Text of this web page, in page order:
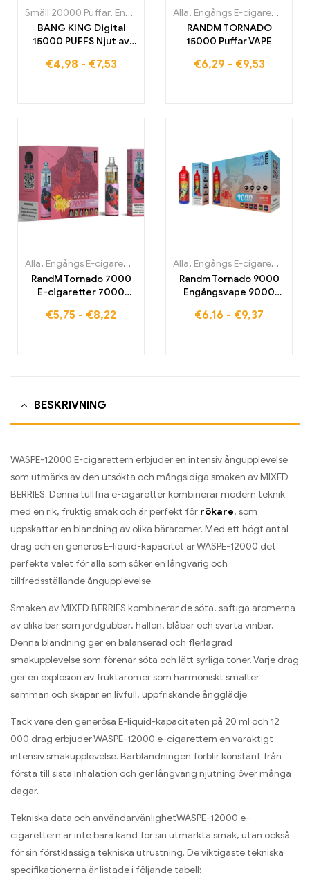
Smäll 20000 Puffar, Engångs E-cigaretter ,Engångs-E-
BANG KING Digital
15000 PUFFS Njut av
upplevelsen
€4,98 - €7,53
Alla, Engångs E-cigaretter
RANDM TORNADO
15000 Puffar VAPE
€6,29 - €9,53
Alla, Engångs E-cigaretter Engångs-e-cigaretter Belgien,
RandM Tornado 7000
E-cigaretter 7000
€5,75 - €8,22
Alla, Engångs E-cigaretter
Randm Tornado 9000
Engångsvape 9000
€6,16 - €9,37
BESKRIVNING
WASPE-12000 E-cigarettern erbjuder en intensiv ångupplevelse
som utmärks av den utsökta och mångsidiga smaken av MIXED
BERRIES. Denna tullfria e-cigaretter kombinerar modern teknik
med en rik, fruktig smak och är perfekt för rökare, som
uppskattar en blandning av olika bäraromer. Med ett högt antal
drag och en generös E-liquid-kapacitet är WASPE-12000 det
perfekta valet för alla som söker en långvarig och
tillfredsställande ångupplevelse.
Smaken av MIXED BERRIES kombinerar de söta, saftiga aromerna
av olika bär som jordgubbar, hallon, blåbär och svarta vinbär.
Denna blandning ger en balanserad och flerlagrad
smakupplevelse som förenar söta och lätt syrliga toner. Varje drag
ger en explosion av fruktaromer som harmoniskt smälter
samman och skapar en livfull, uppfriskande ångglädje.
Tack vare den generösa E-liquid-kapaciteten på 20 ml och 12
000 drag erbjuder WASPE-12000 e-cigarettern en varaktigt
intensiv smakupplevelse. Bärblandningen förblir konstant från
första till sista inhalation och ger långvarig njutning över många
dagar.
Tekniska data och användarvänlighetWASPE-12000 e-
cigarettern är inte bara känd för sin utmärkta smak, utan också
för sin förstklassiga tekniska utrustning. De viktigaste tekniska
specifikationerna är listade i följande tabell: